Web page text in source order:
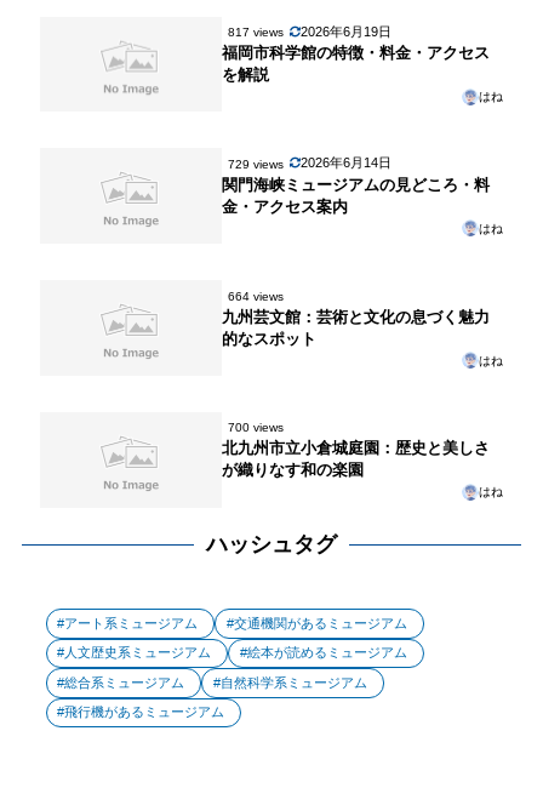
817 views 2026年6月19日
福岡市科学館の特徴・料金・アクセス
を解説
はね
729 views 2026年6月14日
関門海峡ミュージアムの見どころ・料
金・アクセス案内
はね
664 views
九州芸文館：芸術と文化の息づく魅力
的なスポット
はね
700 views
北九州市立小倉城庭園：歴史と美しさ
が織りなす和の楽園
はね
ハッシュタグ
アート系ミュージアム 交通機関があるミュージアム
人文歴史系ミュージアム 絵本が読めるミュージアム
総合系ミュージアム 自然科学系ミュージアム
飛行機があるミュージアム